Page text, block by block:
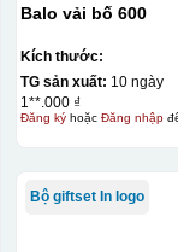
sống động hơn,
Kỹ thuật ép kim
phẩm khác
Card
Balo vải bố 600
Kích thước:
TG sản xuất: 10 ngày
1**.000 ₫
Đăng kýhoặc Đăng nhập
Bộ giftset In logo